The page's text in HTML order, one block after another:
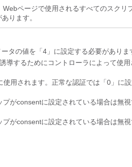
ページで使用されるすべてのスクリ
ります。
タの値を「4」に設定する必要がありま
導するためにコントローラによって使
用されます。正常な認証では「0」に設
がconsentに設定されている場合は無視
がconsentに設定されている場合は無視